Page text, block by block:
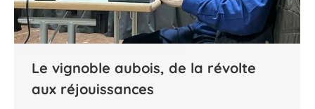
Le vignoble aubois, de la révolte
aux réjouissances